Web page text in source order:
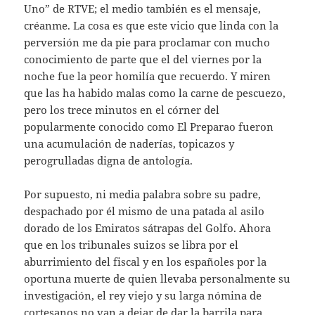
Uno” de RTVE; el medio también es el mensaje,
créanme. La cosa es que este vicio que linda con la
perversión me da pie para proclamar con mucho
conocimiento de parte que el del viernes por la
noche fue la peor homilía que recuerdo. Y miren
que las ha habido malas como la carne de pescuezo,
pero los trece minutos en el córner del
popularmente conocido como El Preparao fueron
una acumulación de naderías, topicazos y
perogrulladas digna de antología.
Por supuesto, ni media palabra sobre su padre,
despachado por él mismo de una patada al asilo
dorado de los Emiratos sátrapas del Golfo. Ahora
que en los tribunales suizos se libra por el
aburrimiento del fiscal y en los españoles por la
oportuna muerte de quien llevaba personalmente su
investigación, el rey viejo y su larga nómina de